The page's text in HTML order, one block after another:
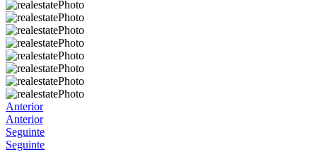
Anterior
Anterior
Seguinte
Seguinte